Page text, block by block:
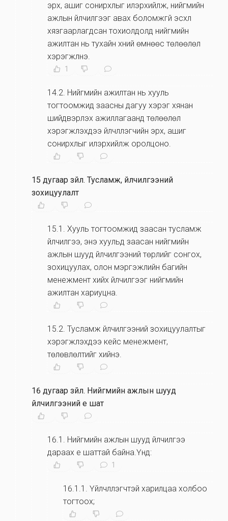
эрх, ашиг сонирхлыг илэрхийлж, нийгмийн
ажлын үйлчилгээг авах боломжгүй эсхүл
хязгаарлагдсан тохиолдолд нийгмийн
ажилтан нь тухайн хүний өмнөөс төлөөлөл
хэрэгжүүлнэ.
1
14.2. Нийгмийн ажилтан нь хууль
тогтоомжид заасны дагуу хэрэг хянан
шийдвэрлэх ажиллагаанд төлөөлөл
хэрэгжүүлэхдээ үйлчлүүлэгчийн эрх, ашиг
сонирхлыг илэрхийлж оролцоно.
15 дугаар зүйл. Тусламж, үйлчилгээний
зохицуулалт
15.1 . Хууль тогтоомжид заасан тусламж
үйлчилгээ, энэ хуульд заасан нийгмийн
ажлын шууд үйлчилгээний төрлийг сонгох,
зохицуулах, олон мэргэжлийн багийн
менежмент хийх үйлчилгээг нийгмийн
ажилтан хариуцна.
15.2. Тусламж үйлчилгээний зохицуулалтыг
хэрэгжүүлэхдээ кейс менежмент,
төлөвлөлтийг хийнэ.
16 дугаар зүйл. Нийгмийн ажлын шууд
үйлчилгээний үе шат
16.1 . Нийгмийн ажлын шууд үйлчилгээ
дараах үе шаттай байна.Үүнд:
1
16.1.1 . Үйлчлүүлэгчтэй харилцаа холбоо
тогтоох;